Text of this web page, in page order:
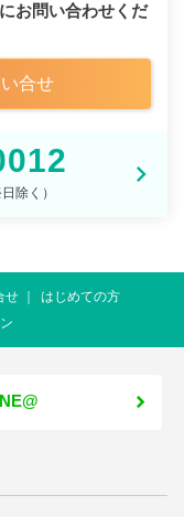
お問い合わせくだ
合せ
除く）
せ
はじめての方